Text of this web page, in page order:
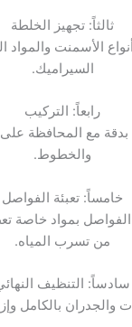
ثالثاً: تجهيز الخلطة
الأسمنت والمواد
السيراميك.
رابعاً: التركيب
بدقة مع المحافظة
والخطوط.
خامساً: تعبئة الفواصل
الفواصل بمواد خاصة
من تسرب المياه.
سادساً: التنظيف
والجدران بالكامل